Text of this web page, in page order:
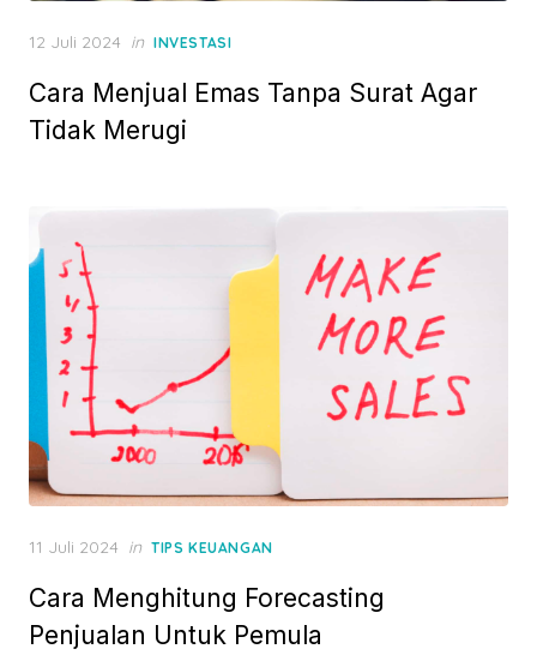
P
s
t
e
12 Juli 2024 in INVESTASI
Cara Menjual Emas Tanpa Surat Agar
Tidak Merugi
P
s
t
e
11 Juli 2024 in TIPS KEUANGAN
Cara Menghitung Forecasting
Penjualan Untuk Pemula